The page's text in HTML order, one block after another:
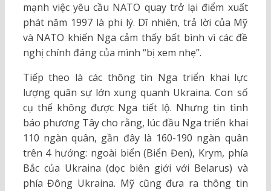
mạnh việc yêu cầu NATO quay trở lại điểm xuất
phát năm 1997 là phi lý. Dĩ nhiên, trả lời của Mỹ
và NATO khiến Nga cảm thấy bất bình vì các đề
nghị chính đáng của mình “bị xem nhẹ”.
Tiếp theo là các thông tin Nga triển khai lực
lượng quân sự lớn xung quanh Ukraina. Con số
cụ thể không được Nga tiết lộ. Nhưng tin tình
báo phương Tây cho rằng, lúc đầu Nga triển khai
110 ngàn quân, gần đây là 160-190 ngàn quân
trên 4 hướng: ngoài biển (Biển Đen), Krym, phía
Bắc của Ukraina (dọc biên giới với Belarus) và
phía Đông Ukraina. Mỹ cũng đưa ra thông tin